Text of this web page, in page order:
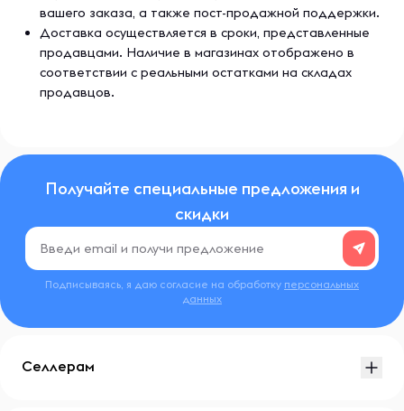
вашего заказа, а также пост-продажной поддержки.
Доставка осуществляется в сроки, представленные
продавцами. Наличие в магазинах отображено в
соответствии с реальными остатками на складах
продавцов.
Получайте специальные предложения и
скидки
Подписываясь, я даю согласие на обработку персональных
данных
Селлерам